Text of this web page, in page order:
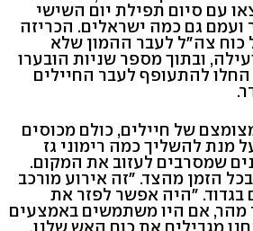
עם סיום תפילת יום השישי
ועמם גם כמה ישראלים. הכריזה
כוח צה"ל לעבר ההמון שלא
ובתוך מספר שניות הובערו
החלו להתעופף לעבר החיילים
של חיילים, כולם מכוסים
מנת להשליך כמה רימוני גז
שמסרבים לעזוב את המקום.
הזמן מהצד. "זה אירוע מורכב
בגדוד. "היה אפשר לפזר את
מהר, אם היו משתמשים באמצעים